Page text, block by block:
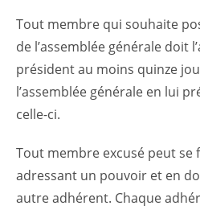
Tout membre qui souhaite
de l’assemblée générale doit
président au moins quinze
l’assemblée générale en lui
celle-ci.
Tout membre excusé peut se
adressant un pouvoir et en
autre adhérent. Chaque